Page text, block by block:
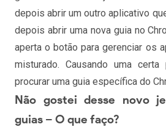
depois abrir um outro aplicativo
depois abrir uma nova guia no
aperta o botão para gerenciar os
misturado. Causando uma
procurar uma guia específica do
Não gostei desse novo
guias – O que faço?